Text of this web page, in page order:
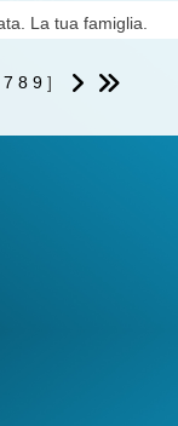
La tua famiglia.
7 8 9]